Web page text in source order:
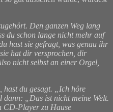
Den ganzen Weg lang
du schon lange nicht mehr auf
hast sie gefragt, was genau ihr
hat dir versprochen, dir
nicht selbst an einer Orgel,
hast du gesagt. „Ich höre
„Das ist nicht meine Welt.
CD-Player zu Hause